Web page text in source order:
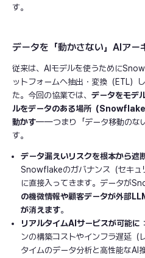
す。
データを「動かさない」AIアー
従来は、AIモデルを使うために
ットフォームへ抽出・変換（ETL）
た。今回の協業では、 データをモデ
ルをデータのある場所（
動かす——つまり「データ移動のな
す。
データ漏えいリスクを根本から遮
Snowflakeのガバナンス（セキュ
に直接入ってきます。データが
の機微情報や顧客データが外部
が消えます。
リアルタイムAIサービスが可能に
ンの構築コストやインフラ遅延（
タイムのデータ分析と高性能なAI